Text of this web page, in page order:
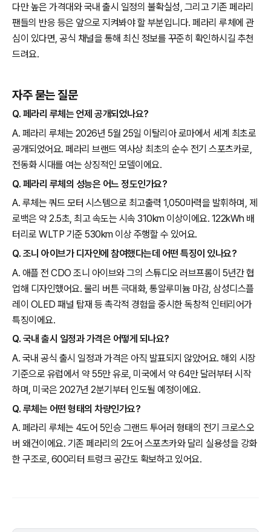
다만 높은 가격대와 국내 출시 일정의 불확실성, 그리고 기존 페라리
팬들의 반응 등은 앞으로 지켜봐야 할 부분입니다. 페라리 루체에 관
심이 있다면, 공식 채널을 통해 최신 정보를 꾸준히 확인하시길 추천
드려요.
자주 묻는 질문
Q. 페라리 루체는 언제 공개되었나요?
A. 페라리 루체는 2026년 5월 25일 이탈리아 로마에서 세계 최초로
공개되었어요. 페라리 브랜드 역사상 최초의 순수 전기 스포츠카로,
전동화 시대를 여는 상징적인 모델이에요.
Q. 페라리 루체의 성능은 어느 정도인가요?
A. 루체는 쿼드 모터 시스템으로 최고출력 1,050마력을 발휘하며, 제
로백은 약 2.5초, 최고 속도는 시속 310km 이상이에요. 122kWh 배
터리로 WLTP 기준 530km 이상 주행할 수 있어요.
Q. 조니 아이브가 디자인에 참여했다는데 어떤 특징이 있나요?
A. 애플 전 CDO 조니 아이브와 그의 스튜디오 러브프롬이 5년간 협
업해 디자인했어요. 물리 버튼 극대화, 통알루미늄 마감, 삼성디스플
레이 OLED 패널 탑재 등 촉각적 경험을 중시한 독창적 인테리어가
특징이에요.
Q. 국내 출시 일정과 가격은 어떻게 되나요?
A. 국내 공식 출시 일정과 가격은 아직 발표되지 않았어요. 해외 시장
기준으로 유럽에서 약 55만 유로, 미국에서 약 64만 달러부터 시작
하며, 미국은 2027년 2분기부터 인도될 예정이에요.
Q. 루체는 어떤 형태의 차량인가요?
A. 페라리 루체는 4도어 5인승 그랜드 투어러 형태의 전기 크로스오
버 왜건이에요. 기존 페라리의 2도어 스포츠카와 달리 실용성을 강화
한 구조로, 600리터 트렁크 공간도 확보하고 있어요.